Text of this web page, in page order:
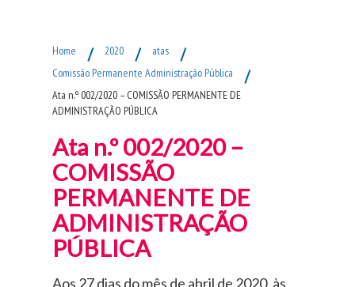
Home / 2020 / atas /
Comissão Permanente Administração Pública /
Ata n.º 002/2020 – COMISSÃO PERMANENTE DE
ADMINISTRAÇÃO PÚBLICA
Ata n.º 002/2020 –
COMISSÃO
PERMANENTE DE
ADMINISTRAÇÃO
PÚBLICA
Aos 27 dias do mês de abril de 2020, às